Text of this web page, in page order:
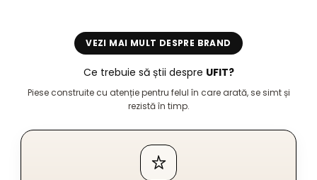
VEZI MAI MULT DESPRE BRAND
Ce trebuie să știi despre UFIT?
Piese construite cu atenție pentru felul în care arată, se simt și
rezistă în timp.